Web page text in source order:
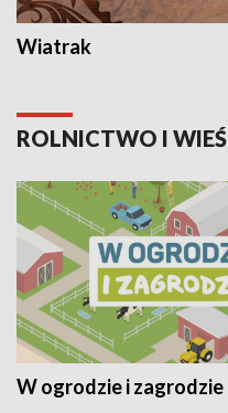
Wiatrak
ROLNICTWO I WIEŚ
W ogrodzie i zagrodzie